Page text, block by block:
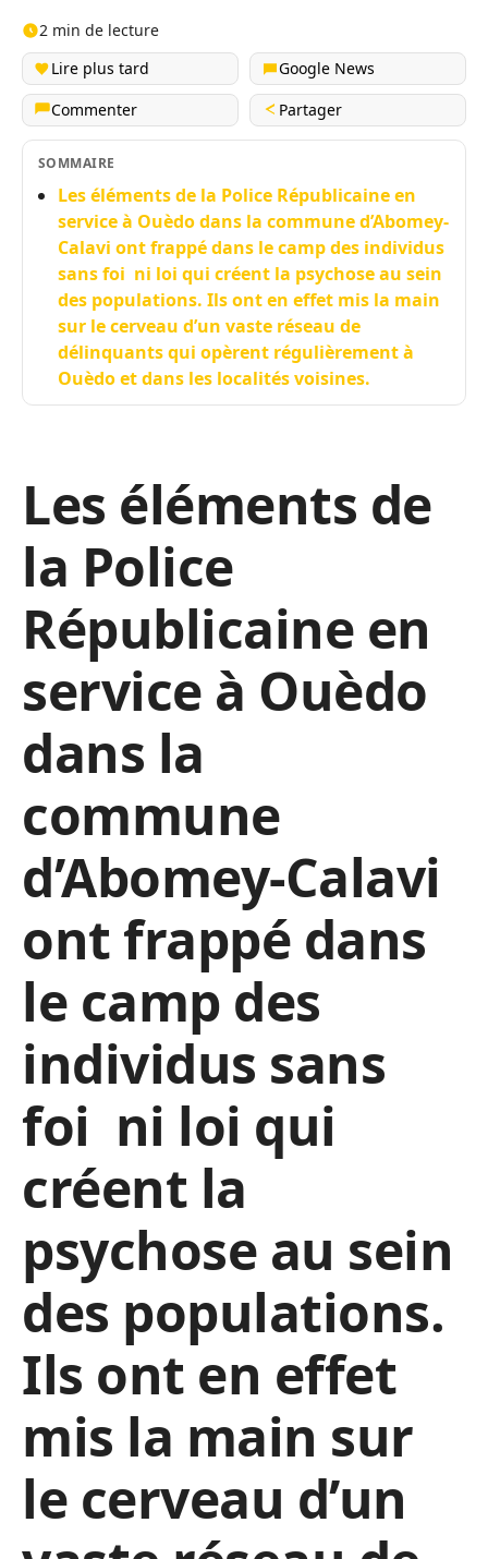
2 min de lecture
Lire plus tard
Google News
Commenter
Partager
SOMMAIRE
Les éléments de la Police Républicaine en
service à Ouèdo dans la commune d’Abomey-
Calavi ont frappé dans le camp des individus
sans foi ni loi qui créent la psychose au sein
des populations. Ils ont en effet mis la main
sur le cerveau d’un vaste réseau de
délinquants qui opèrent régulièrement à
Ouèdo et dans les localités voisines.
Les éléments de
la Police
Républicaine en
service à Ouèdo
dans la
commune
d’Abomey-Calavi
ont frappé dans
le camp des
individus sans
foi ni loi qui
créent la
psychose au sein
des populations.
Ils ont en effet
mis la main sur
le cerveau d’un